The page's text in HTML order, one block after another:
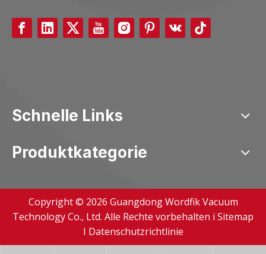
Schnelle Links
Produktkategorie
Copyright © 2026 Guangdong Wordfik Vacuum
Technology Co., Ltd. Alle Rechte vorbehalten i Sitemap
I Datenschutzrichtlinie